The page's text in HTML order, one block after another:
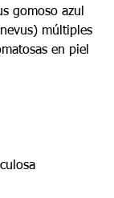
gomoso azul
múltiples
en piel